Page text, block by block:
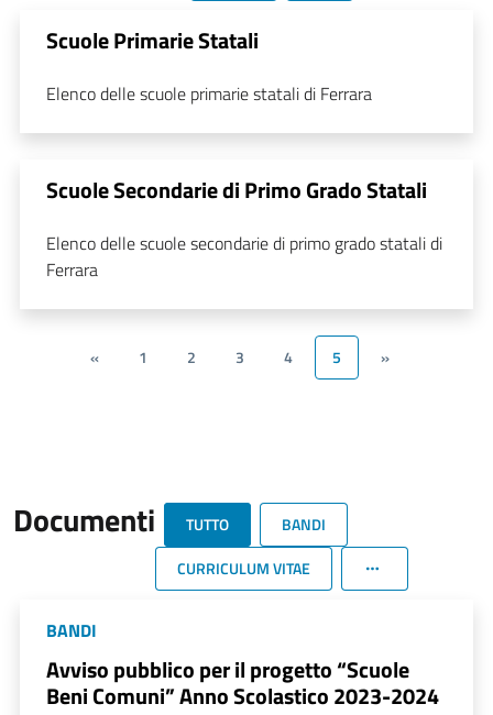
Scuole Primarie Statali
Elenco delle scuole primarie statali di Ferrara
Scuole Secondarie di Primo Grado Statali
Elenco delle scuole secondarie di primo grado statali di
Ferrara
« 1 2 3 4 5 »
Documenti TUTTO
BANDI
CURRICULUM VITAE
BANDI
Avviso pubblico per il progetto “Scuole
Beni Comuni” Anno Scolastico 2023-2024